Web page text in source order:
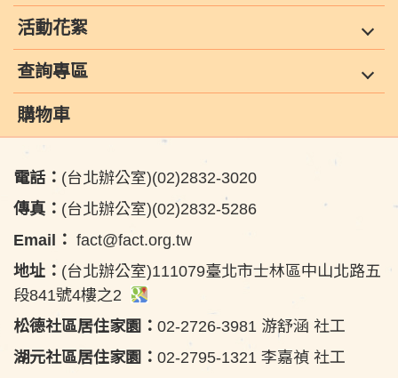
活動花絮
查詢專區
購物車
電話： (台北辦公室)(02)2832-3020
傳真： (台北辦公室)(02)2832-5286
Email： fact@fact.org.tw
地址： (台北辦公室)111079臺北市士林區中山北路五
段841號4樓之2
松德社區居住家園： 02-2726-3981 游舒涵 社工
湖元社區居住家園： 02-2795-1321 李嘉禎 社工